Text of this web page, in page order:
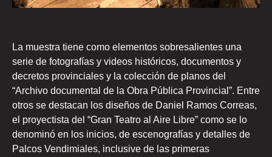
La muestra tiene como elementos sobresalientes una
serie de fotografías y videos históricos, documentos y
decretos provinciales y la colección de planos del
“Archivo documental de la Obra Pública Provincial”. Entre
otros se destacan los diseños de Daniel Ramos Correas,
el proyectista del “Gran Teatro al Aire Libre” como se lo
denominó en los inicios, de escenografías y detalles de
Palcos Vendimiales, inclusive de las primeras